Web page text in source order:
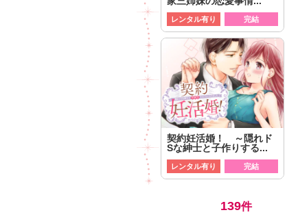
レンタル有り 完結
契約妊活婚！ ～隠れド
Sな紳士と子作りする...
レンタル有り 完結
139件